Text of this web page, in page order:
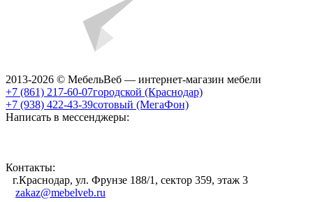
2013-2026 © МебельВеб — интернет-магазин мебели
+7 (861) 217-60-07городской (Краснодар)
+7 (938) 422-43-39сотовый (МегаФон)
Написать в мессенджеры:
Контакты:
г.Краснодар, ул. Фрунзе 188/1, сектор 359, этаж 3
zakaz@mebelveb.ru